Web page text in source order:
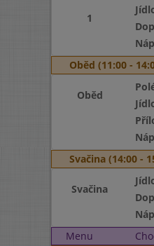
1
Oběd (11:00 -
Oběd
Svačina (14:00 -
Svačina
Menu